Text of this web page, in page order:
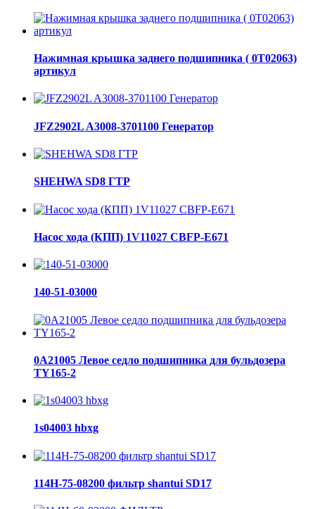
Нажимная крышка заднего подшипника ( 0Т02063)
артикул
JFZ2902L A3008-3701100 Генератор
SHEHWA SD8 ГТР
Насос хода (КПП) 1V11027 CBFP-E671
140-51-03000
0A21005 Левое седло подшипника для бульдозера
TY165-2
1s04003 hbxg
114H-75-08200 фильтр shantui SD17